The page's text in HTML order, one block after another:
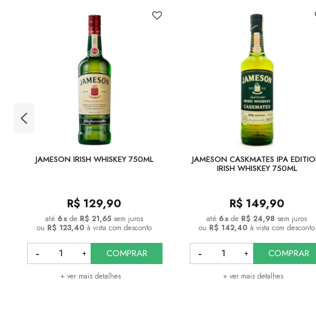
JAMESON IRISH WHISKEY 750ML
R$ 129,90
6x de R$ 21,65 sem juros
ou R$ 123,40à vista com desconto
+ ver mais detalhes
COMPRAR
JAMESON CASKMATES IPA
IRISH WHISKEY 750ML
R$ 149,90
6x de R$ 24,98 sem juros
ou R$ 142,40à vista com desconto
+ ver mais detalhes
COMPRAR